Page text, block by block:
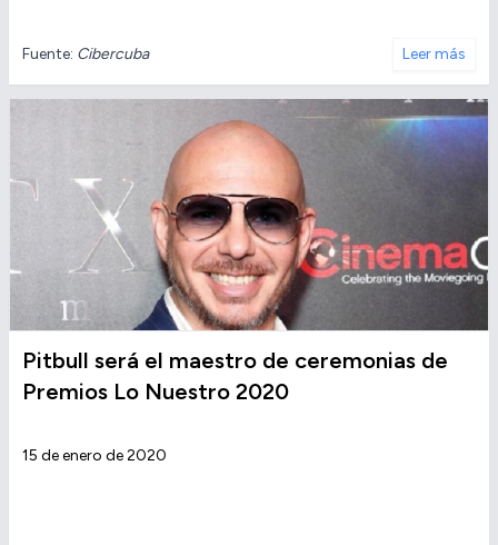
Fuente: Cibercuba Leer más
Pitbull será el maestro de ceremonias de
Premios Lo Nuestro 2020
15 de enero de 2020